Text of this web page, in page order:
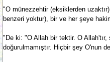
"O münezzehtir (eksiklerden
benzeri yoktur), bir ve her şeye
"De ki: "O Allah bir tektir. O Allah'tır,
doğurulmamıştır. Hiçbir şey O'nun